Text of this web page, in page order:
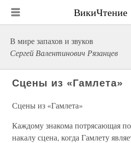
ВикиЧтение
В мире запахов и звуков
Сергей Валентинович Рязанцев
Сцены из «Гамлета»
Сцены из «Гамлета»
Каждому знакома потрясающая
накалу сцена, когда Гамлету